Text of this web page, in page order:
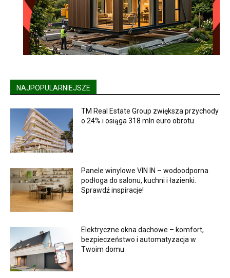
NAJPOPULARNIEJSZE
TM Real Estate Group zwiększa przychody
o 24% i osiąga 318 mln euro obrotu
Panele winylowe VIN IN – wodoodporna
podłoga do salonu, kuchni i łazienki.
Sprawdź inspiracje!
Elektryczne okna dachowe – komfort,
bezpieczeństwo i automatyzacja w
Twoim domu